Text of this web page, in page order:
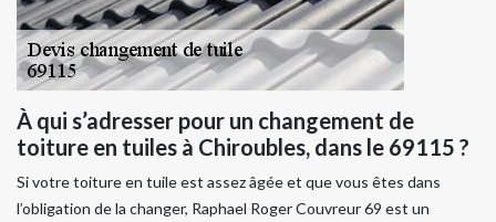
À qui s’adresser pour un changement de
toiture en tuiles à Chiroubles, dans le 69115 ?
Si votre toiture en tuile est assez âgée et que vous êtes dans
l’obligation de la changer, Raphael Roger Couvreur 69 est un